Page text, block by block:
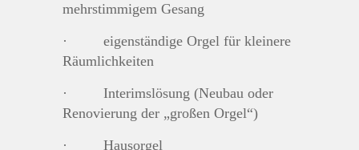
mehrstimmigem Gesang
· eigenständige Orgel für kleinere
Räumlichkeiten
· Interimslösung (Neubau oder
Renovierung der „großen Orgel“)
· Hausorgel